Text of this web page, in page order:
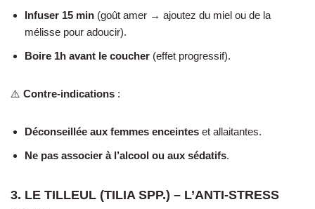
Infuser 15 min (goût amer → ajoutez du miel ou de la
mélisse pour adoucir).
Boire 1h avant le coucher (effet progressif).
⚠️ Contre-indications :
Déconseillée aux femmes enceintes et allaitantes.
Ne pas associer à l’alcool ou aux sédatifs.
3. LE TILLEUL (TILIA SPP.) – L’ANTI-STRESS